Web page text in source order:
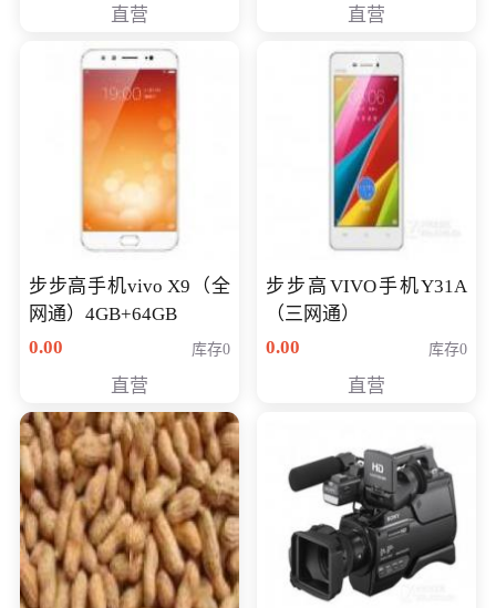
NV930-2G独
直营 直营
步步高手机vivo X9（全
网通）4GB+64GB
0.00
库存0
直营
步步高VIVO手机Y31A
（三网通）
0.00
库存0
直营